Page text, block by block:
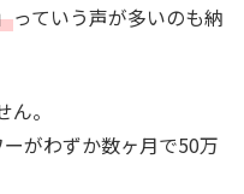
っていう声が多いのも納
。
がわずか数ヶ月で50万